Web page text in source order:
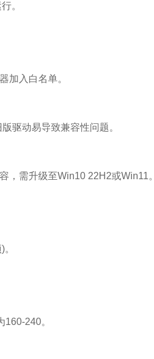
。
加入白名单。
驱动易导致兼容性问题。
，需升级至Win10 22H2或Win11。
240。